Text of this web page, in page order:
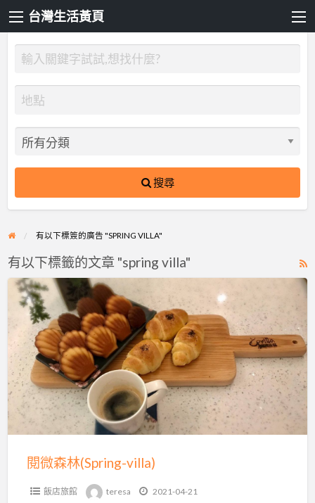
台灣生活黃頁
搜尋
有以下標簽的廣告 "SPRING VILLA"
有以下標籤的文章 "spring villa"
閱
微
森
林
(Spring-
villa)
閱微森林(Spring-villa)
飯店旅館 teresa 2021-04-21